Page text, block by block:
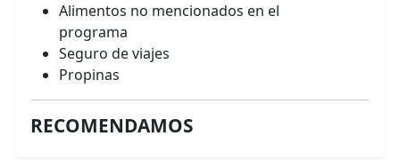
Alimentos no mencionados en el
programa
Seguro de viajes
Propinas
RECOMENDAMOS